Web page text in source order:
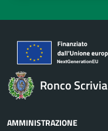
Ronco Scrivia
AMMINISTRAZIONE